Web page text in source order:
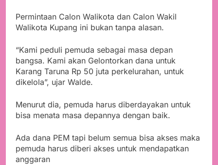
Permintaan Calon Walikota dan Calon Wakil
Walikota Kupang ini bukan tanpa alasan.
“Kami peduli pemuda sebagai masa depan
bangsa. Kami akan Gelontorkan dana untuk
Karang Taruna Rp 50 juta perkelurahan, untuk
dikelola”, ujar Walde.
Menurut dia, pemuda harus diberdayakan untuk
bisa menata masa depannya dengan baik.
Ada dana PEM tapi belum semua bisa akses maka
pemuda harus diberi akses untuk mendapatkan
anggaran